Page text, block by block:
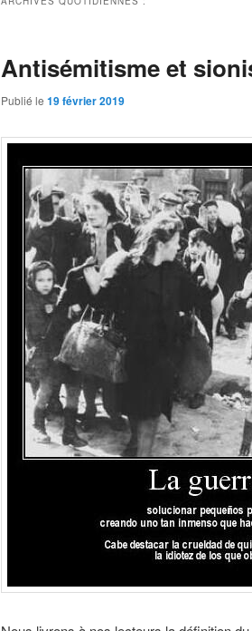
Antisémitisme et
Publié le 19 février 2019